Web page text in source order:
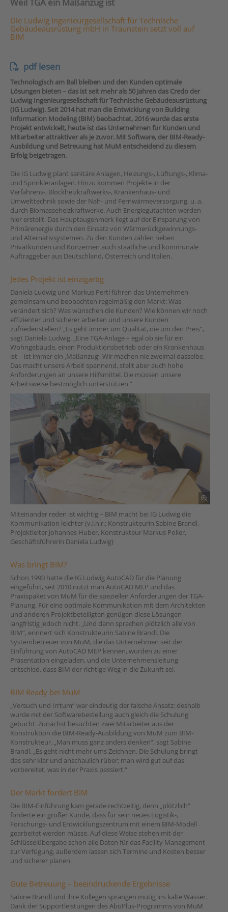
Weil TGA ein Maßanzug ist
Die Ludwig Ingenieurgesellschaft für Technische
Gebäudeausrüstung mbH in Traunstein setzt voll auf
BIM
pdf lesen
Technologisch am Ball bleiben und den Kunden optimale
Lösungen bieten – das ist seit mehr als 50 Jahren das Credo der
Ludwig Ingenieurgesellschaft für Technische Gebäudeausrüstung
(IG Ludwig). Seit 2014 hat man die Entwicklung von Building
Information Modeling (BIM) beobachtet, 2016 wurde das erste
Projekt entwickelt, heute ist das Unternehmen für Kunden und
Mitarbeiter attraktiver als je zuvor. Mit Software, der BIM-Ready-
Ausbildung und Betreuung hat MuM entscheidend zu diesem
Erfolg beigetragen.
Die IG Ludwig plant sanitäre Anlagen, Heizungs-, Lüftungs-, Klima-
und Sprinkleranlagen. Hinzu kommen Projekte in der
Verfahrens-, Blockheizkraftwerks-, Krankenhaus- und
Umwelttechnik sowie der Nah- und Fernwärmeversorgung, u. a.
durch Biomasseheizkraftwerke. Auch Energiegutachten werden
hier erstellt. Das Hauptaugenmerk liegt auf der Einsparung von
Primärenergie durch den Einsatz von Wärmerückgewinnungs-
und Alternativsystemen. Zu den Kunden zählen neben
Privatkunden und Konzernen auch staatliche und kommunale
Auftraggeber aus Deutschland, Österreich und Italien.
Jedes Projekt ist einzigartig
Daniela Ludwig und Markus Pertl führen das Unternehmen
gemeinsam und beobachten regelmäßig den Markt: Was
verändert sich? Was wünschen die Kunden? Wie können wir noch
effizienter und sicherer arbeiten und unsere Kunden
zufriedenstellen? „Es geht immer um Qualität, nie um den Preis“,
sagt Daniela Ludwig. „Eine TGA-Anlage – egal ob sie für ein
Wohngebäude, einen Produktionsbetrieb oder ein Krankenhaus
ist – ist immer ein ‚Maßanzug‘. Wir machen nie zweimal dasselbe.
Das macht unsere Arbeit spannend, stellt aber auch hohe
Anforderungen an unsere Hilfsmittel. Die müssen unsere
Arbeitsweise bestmöglich unterstützen.“
Miteinander reden ist wichtig – BIM macht bei IG Ludwig die
Kommunikation leichter (v.l.n.r.: Konstrukteurin Sabine Brandl,
Projektleiter Johannes Huber, Konstrukteur Markus Poller,
Geschäftsführerin Daniela Ludwig)
Was bringt BIM?
Schon 1990 hatte die IG Ludwig AutoCAD für die Planung
eingeführt, seit 2010 nutzt man AutoCAD MEP und das
Praxispaket von MuM für die speziellen Anforderungen der TGA-
Planung. Für eine optimale Kommunikation mit dem Architekten
und anderen Projektbeteiligten genügen diese Lösungen
langfristig jedoch nicht. „Und dann sprachen plötzlich alle von
BIM“, erinnert sich Konstrukteurin Sabine Brandl. Die
Systembetreuer von MuM, die das Unternehmen seit der
Einführung von AutoCAD MEP kennen, wurden zu einer
Präsentation eingeladen, und die Unternehmensleitung
entschied, dass BIM der richtige Weg in die Zukunft sei.
BIM Ready bei MuM
„Versuch und Irrtum“ war eindeutig der falsche Ansatz; deshalb
wurde mit der Softwarebestellung auch gleich die Schulung
gebucht. Zunächst besuchten zwei Mitarbeiter aus der
Konstruktion die BIM-Ready-Ausbildung von MuM zum BIM-
Konstrukteur. „Man muss ganz anders denken“, sagt Sabine
Brandl. „Es geht nicht mehr ums Zeichnen. Die Schulung bringt
das sehr klar und anschaulich rüber; man wird gut auf das
vorbereitet, was in der Praxis passiert.“
Der Markt fordert BIM
Die BIM-Einführung kam gerade rechtzeitig, denn „plötzlich“
forderte ein großer Kunde, dass für sein neues Logistik-,
Forschungs- und Entwicklungszentrum mit einem BIM-Modell
gearbeitet werden müsse. Auf diese Weise stehen mit der
Schlüsselübergabe schon alle Daten für das Facility Management
zur Verfügung, außerdem lassen sich Termine und Kosten besser
und sicherer planen.
Gute Betreuung – beeindruckende Ergebnisse
Sabine Brandl und ihre Kollegen sprangen mutig ins kalte Wasser.
Dank der Supportleistungen des AboPlus-Programms von MuM